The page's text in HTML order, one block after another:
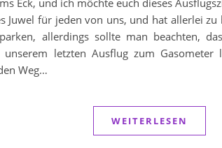
Eck, und ich möchte euch dieses
Juwel für jeden von uns, und hat allerlei
allerdings sollte man beachten,
unserem letzten Ausflug zum
Weg…
WEITERLESEN